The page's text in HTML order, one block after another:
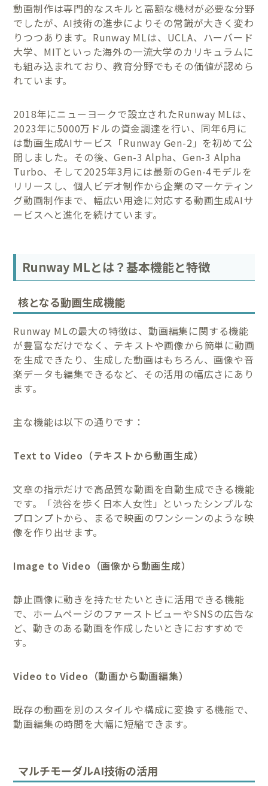
動画制作は専門的なスキルと高額な機材が必要な分野
でしたが、AI技術の進歩によりその常識が大きく変わ
りつつあります。Runway MLは、UCLA、ハーバード
大学、MITといった海外の一流大学のカリキュラムに
も組み込まれており、教育分野でもその価値が認めら
れています。
2018年にニューヨークで設立されたRunway MLは、
2023年に5000万ドルの資金調達を行い、同年6月に
は動画生成AIサービス「Runway Gen-2」を初めて公
開しました。その後、Gen-3 Alpha、Gen-3 Alpha
Turbo、そして2025年3月には最新のGen-4モデルを
リリースし、個人ビデオ制作から企業のマーケティン
グ動画制作まで、幅広い用途に対応する動画生成AIサ
ービスへと進化を続けています。
Runway MLとは？基本機能と特徴
核となる動画生成機能
Runway MLの最大の特徴は、動画編集に関する機能
が豊富なだけでなく、テキストや画像から簡単に動画
を生成できたり、生成した動画はもちろん、画像や音
楽データも編集できるなど、その活用の幅広さにあり
ます。
主な機能は以下の通りです：
Text to Video（テキストから動画生成）
文章の指示だけで高品質な動画を自動生成できる機能
です。「渋谷を歩く日本人女性」といったシンプルな
プロンプトから、まるで映画のワンシーンのような映
像を作り出せます。
Image to Video（画像から動画生成）
静止画像に動きを持たせたいときに活用できる機能
で、ホームページのファーストビューやSNSの広告な
ど、動きのある動画を作成したいときにおすすめで
す。
Video to Video（動画から動画編集）
既存の動画を別のスタイルや構成に変換する機能で、
動画編集の時間を大幅に短縮できます。
マルチモーダルAI技術の活用